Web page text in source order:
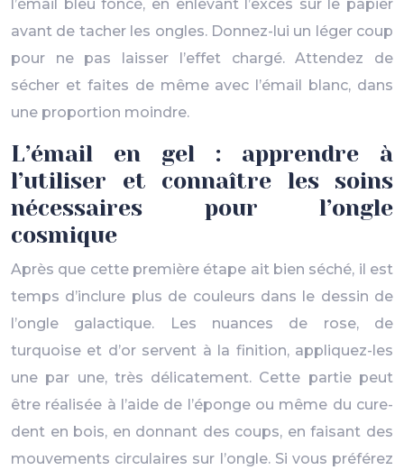
l’émail bleu foncé, en enlevant l’excès sur le papier
avant de tacher les ongles. Donnez-lui un léger coup
pour ne pas laisser l’effet chargé. Attendez de
sécher et faites de même avec l’émail blanc, dans
une proportion moindre.
L’émail en gel : apprendre à
l’utiliser et connaître les soins
nécessaires pour l’ongle
cosmique
Après que cette première étape ait bien séché, il est
temps d’inclure plus de couleurs dans le dessin de
l’ongle galactique. Les nuances de rose, de
turquoise et d’or servent à la finition, appliquez-les
une par une, très délicatement. Cette partie peut
être réalisée à l’aide de l’éponge ou même du cure-
dent en bois, en donnant des coups, en faisant des
mouvements circulaires sur l’ongle. Si vous préférez